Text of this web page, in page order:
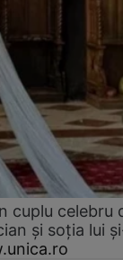
cuplu celebru
și soția lui